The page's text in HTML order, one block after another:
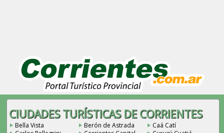
CIUDADES TURÍSTICAS DE CORRIENTES
Bella Vista Berón de Astrada
Caá Catí